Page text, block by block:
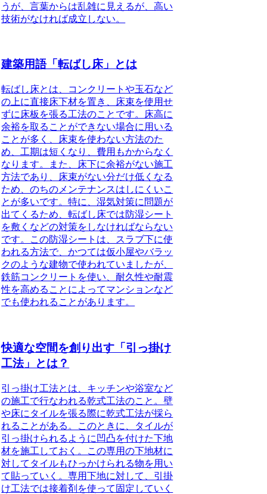
う が、言葉からは乱雑に見えるが、高い
技術がなければ成立しない。
建築用語「転ばし床」とは
転ばし床とは、コンクリートや玉石など
の上に直接床下材を置き、床束を使用せ
ずに床板を張る工法のことです。床高に
余裕を取ることができない場合に用いる
ことが多く、床束を使わない方法のた
め、工期は短くなり、費用もかからなく
なります。また、床下に余裕がない施工
方法であり、床束がない分だけ低くなる
ため、のちのメンテナンスはしにくいこ
とが多いです。特に、湿気対策に問題が
出てくるため、転ばし床では防湿シート
を敷くなどの対策をしなければならない
です。この防湿シートは、スラブ下に使
われる方法で、かつては仮小屋やバラッ
クのような建物で使われていましたが、
鉄筋コンクリートを使い、耐久性や耐震
性を高めることによってマンションなど
でも使われることがあります。
快適な空間を創り出す「引っ掛け
工法」とは？
引っ掛け工法とは、キッチンや浴室など
の施工で行なわれる乾式工法のこと。壁
や床にタイルを張る際に乾式工法が採ら
れることがある。このときに、タイルが
引っ掛けられるように凹凸を付けた下地
材を施工しておく。この専用の下地材に
対してタイルもひっかけられる物を用い
て貼っていく。専用下地に対して、引掛
け工法では接着剤を使って固定していく